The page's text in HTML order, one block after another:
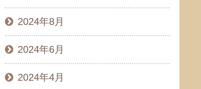
2024年8月
2024年6月
2024年4月